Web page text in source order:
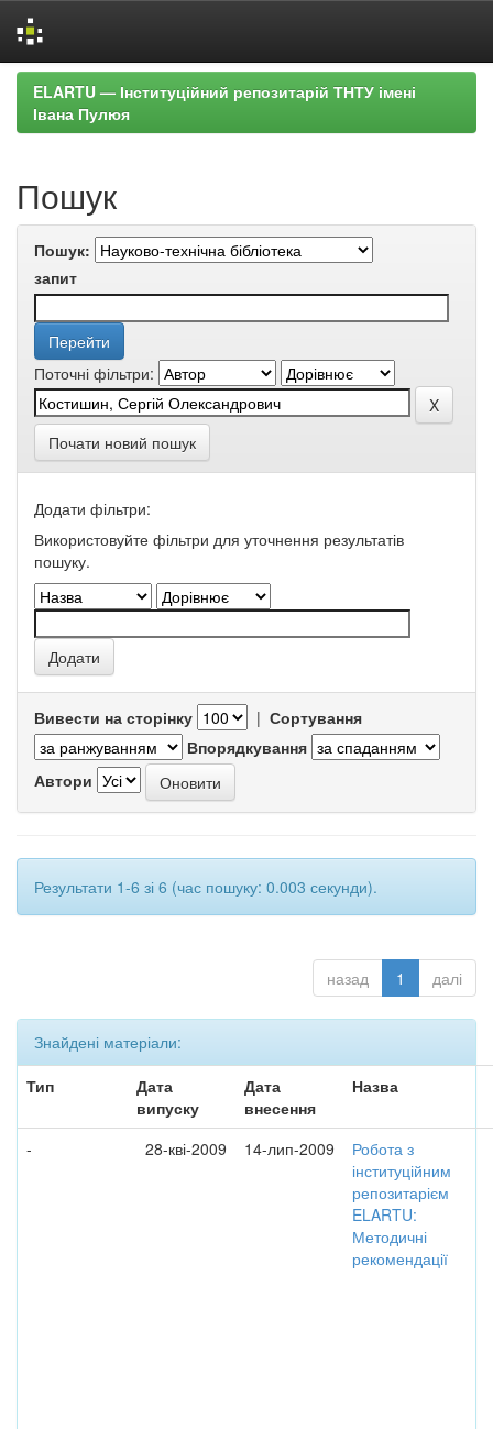
Skip
navigation
ELARTU — Інституційний репозитарій ТНТУ імені
Івана Пулюя
Пошук
Пошук:
запит
Поточні фільтри:
Почати новий пошук
Додати фільтри:
Використовуйте фільтри для уточнення результатів
пошуку.
Вивести на сторінку | Сортування
Впорядкування
Автори
Результати 1-6 зі 6 (час пошуку: 0.003 секунди).
назад 1 далі
Знайдені матеріали:
Тип
Дата
випуску
Дата
внесення
Назва
- 28-кві-2009 14-лип-2009
Робота з
інституційним
репозитарієм
ELARTU:
Методичні
рекомендації